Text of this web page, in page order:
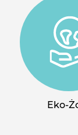
Eko-